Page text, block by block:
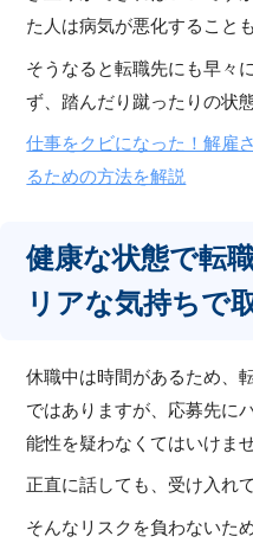
た人は病気が悪化すること
そうなると転職先にも早々
ず、踏んだり蹴ったりの状
仕事をクビになった！解雇
るための方法を解説
健康な状態で転
リアな気持ちで
休職中は時間があるため、
ではありますが、応募先に
能性を疑わなくてはいけませ
正直に話しても、受け入れ
そんなリスクを負わないた